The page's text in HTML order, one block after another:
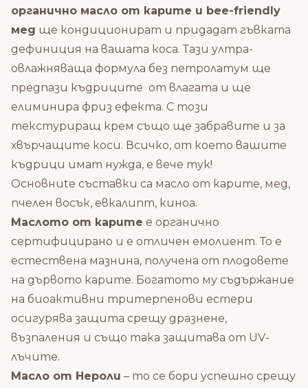
органично масло от карите и bee-friendly
мед ще кондиционират и придадат гъвката
дефиниция на вашата коса. Тази ултра-
овлажняваща формула без петролатум ще
предпази къдриците от влагата и ще
елиминира фриз ефекта. С този
текстуриращ крем също ще забравите и за
хвърчащите коси. Всичко, от което вашите
къдрици имат нужда, е вече тук!
Основниte съставки са масло от карите, мед,
пчелен восък, евкалипт, киноа.
Маслото от карите е органично
сертифицирано и е отличен емолиент. То е
естествена мазнина, получена от плодовете
на дървото карите. Богатото му съдържание
на биоактивни тритерпенови естери
осигурява защита срещу дразнене,
възпаления и също така защитава от UV-
лъчите.
Масло от Нероли – то се бори успешно срещу